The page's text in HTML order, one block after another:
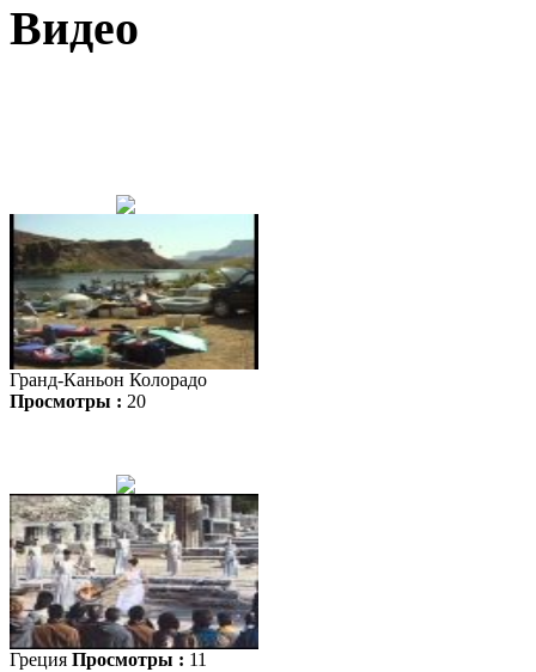
Видео
Гранд-Каньон Колорадо
Просмотры : 20
Греция Просмотры : 11